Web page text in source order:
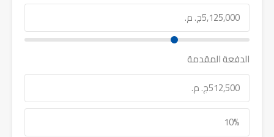
الدفعة المقدمة